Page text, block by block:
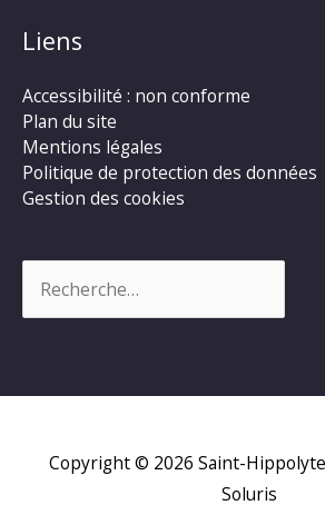
Liens
Accessibilité : non conforme
Plan du site
Mentions légales
Politique de protection des données
Gestion des cookies
Copyright © 2026 Saint-Hippolyte
Soluris